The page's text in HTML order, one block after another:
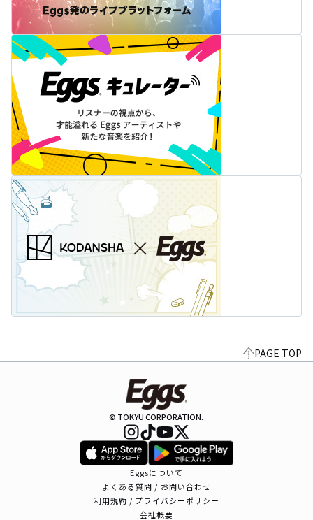
PAGE TOP
© TOKYU CORPORATION.
Eggsについて
よくある質問 / お問い合わせ
利用規約 / プライバシーポリシー
会社概要